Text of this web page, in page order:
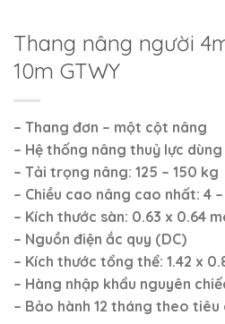
Thang nâng người
10m GTWY
– Thang đơn – một cột nâng
– Hệ thống nâng thuỷ lực
– Tải trọng nâng: 125 – 150 kg
– Chiều cao nâng cao nhất: 4 –
– Kích thước sàn: 0.63 x 0.64
– Nguồn điện ắc quy (DC)
– Kích thước tổng thể: 1.42 x
– Hàng nhập khẩu nguyên
– Bảo hành 12 tháng theo tiêu